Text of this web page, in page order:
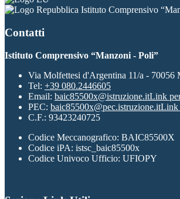
Istituto Comprensivo
Contatti
Istituto Comprensivo “Manzoni - Poli”
Via Molfettesi d'Argentina 11/a - 70056
Tel: +39 080.2446605
Email: baic85500x@istruzione.itLink
PEC: baic85500x@pec.istruzione.itLink
C.F.: 93423240725
Codice Meccanografico: BAIC85500X
Codice iPA: istsc_baic85500x
Codice Univoco Ufficio: UFIOPY